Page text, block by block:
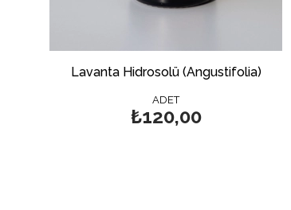
Lavanta Hidrosolü (Angustifolia)
ADET
₺120,00